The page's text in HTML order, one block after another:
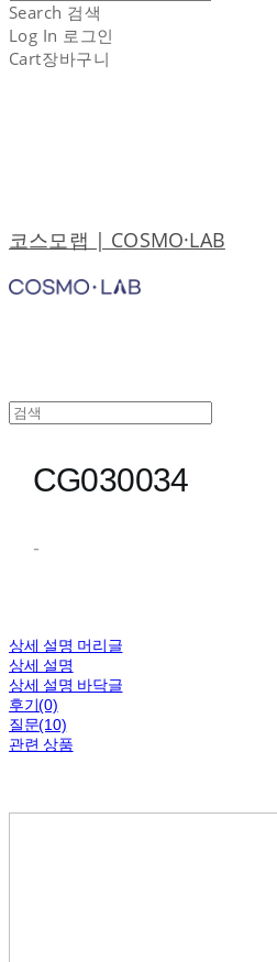
Search 검색
Log In 로그인
Cart장바구니
코스모랩 | COSMO·LAB
CG030034
-
상세 설명 머리글
상세 설명
상세 설명 바닥글
후기(0)
질문(10)
관련 상품